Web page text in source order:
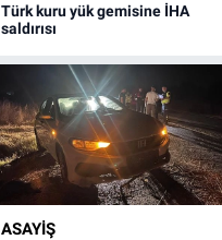
Türk kuru yük gemisine İHA
saldırısı
ASAYİŞ